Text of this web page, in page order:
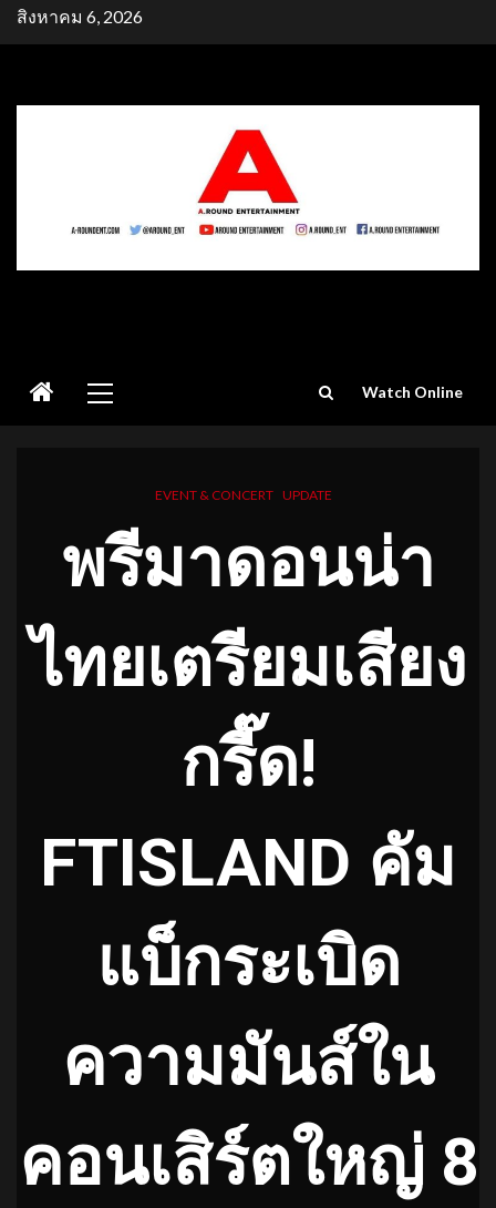
Skipสิงหาคม 6, 2026
Menu
Watch Online
EVENT & CONCERT UPDATE
พรีมาดอนน่า
ไทยเตรียมเสียง
กรี๊ด!
FTISLAND คัม
แบ็กระเบิด
ความมันส์ใน
คอนเสิร์ตใหญ่ 8